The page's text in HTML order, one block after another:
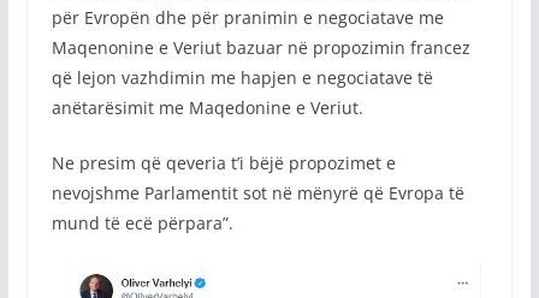
për Evropën dhe për pranimin e negociatave me
Maqenonine e Veriut bazuar në propozimin francez
që lejon vazhdimin me hapjen e negociatave të
anëtarësimit me Maqedonine e Veriut.
Ne presim që qeveria t’i bëjë propozimet e
nevojshme Parlamentit sot në mënyrë që Evropa të
mund të ecë përpara”.